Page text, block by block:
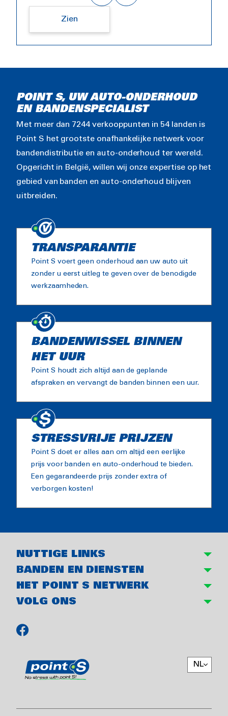
Zien
POINT S, UW AUTO-ONDERHOUD
EN BANDENSPECIALIST
Met meer dan 7244 verkooppunten in 54 landen is
Point S het grootste onafhankelijke netwerk voor
bandendistributie en auto-onderhoud ter wereld.
Opgericht in België, willen wij onze expertise op het
gebied van banden en auto-onderhoud blijven
uitbreiden.
TRANSPARANTIE
Point S voert geen onderhoud aan uw auto uit
zonder u eerst uitleg te geven over de benodigde
werkzaamheden.
BANDENWISSEL BINNEN
HET UUR
Point S houdt zich altijd aan de geplande
afspraken en vervangt de banden binnen een uur.
STRESSVRIJE PRIJZEN
Point S doet er alles aan om altijd een eerlijke
prijs voor banden en auto-onderhoud te bieden.
Een gegarandeerde prijs zonder extra of
verborgen kosten!
NUTTIGE LINKS
BANDEN EN DIENSTEN
HET POINT S NETWERK
VOLG ONS
NL